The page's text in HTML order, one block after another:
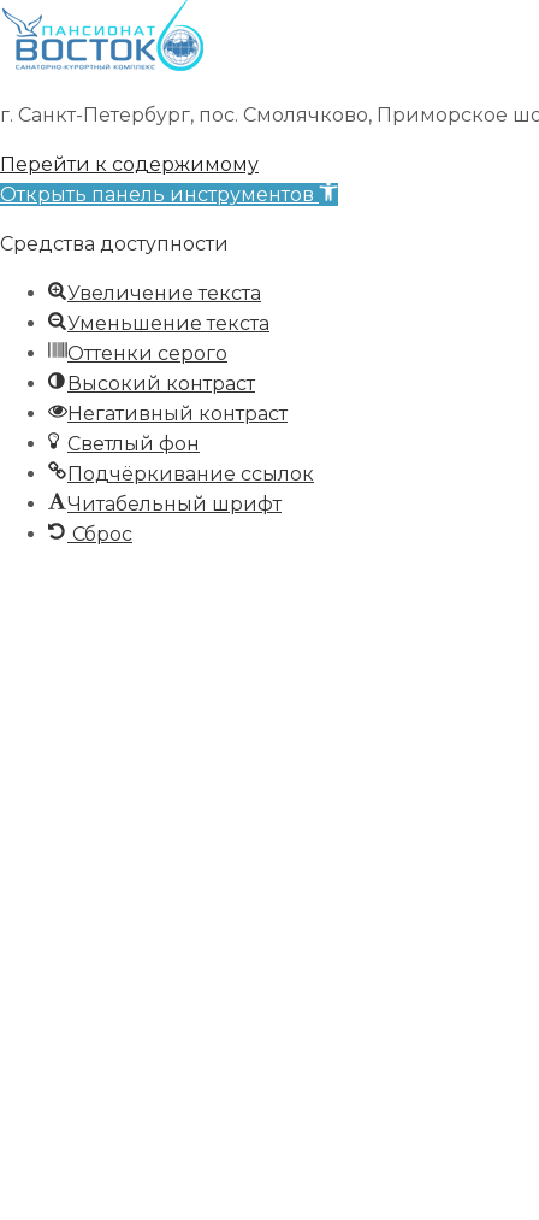
г. Санкт-Петербург, пос. Смолячково, Приморское
Перейти к содержимому
Открыть панель инструментов
Средства доступности
Увеличение текста
Уменьшение текста
Оттенки серого
Высокий контраст
Негативный контраст
Светлый фон
Подчёркивание ссылок
Читабельный шрифт
Сброс